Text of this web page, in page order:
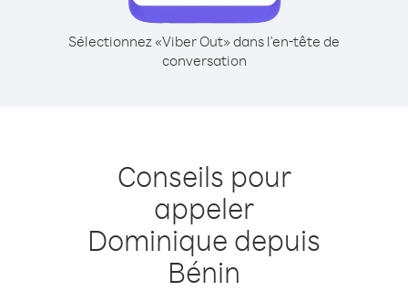
Sélectionnez «Viber Out» dans l'en-tête de
conversation
Conseils pour
appeler
Dominique depuis
Bénin